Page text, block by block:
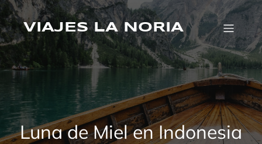
Saltar
al
contenidoVIAJES LA NORIA
Luna de Miel en Indonesia